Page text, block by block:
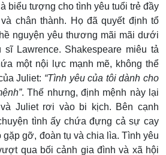
biểu tượng cho tình yêu tuổi trẻ đầy
chân thành. Họ đã quyết định tổ
nguyện yêu thương mãi mãi dưới
Lawrence. Shakespeare miêu tả
một nội lực mạnh mẽ, không thể
Juliet: “Tình yêu của tôi dành cho
.Thế nhưng, định mệnh này lại
Juliet rơi vào bi kịch. Bên cạnh
tình ấy chứa đựng cả sự cay
gỡ, đoàn tụ và chia lìa. Tình yêu
qua bối cảnh gia đình và xã hội